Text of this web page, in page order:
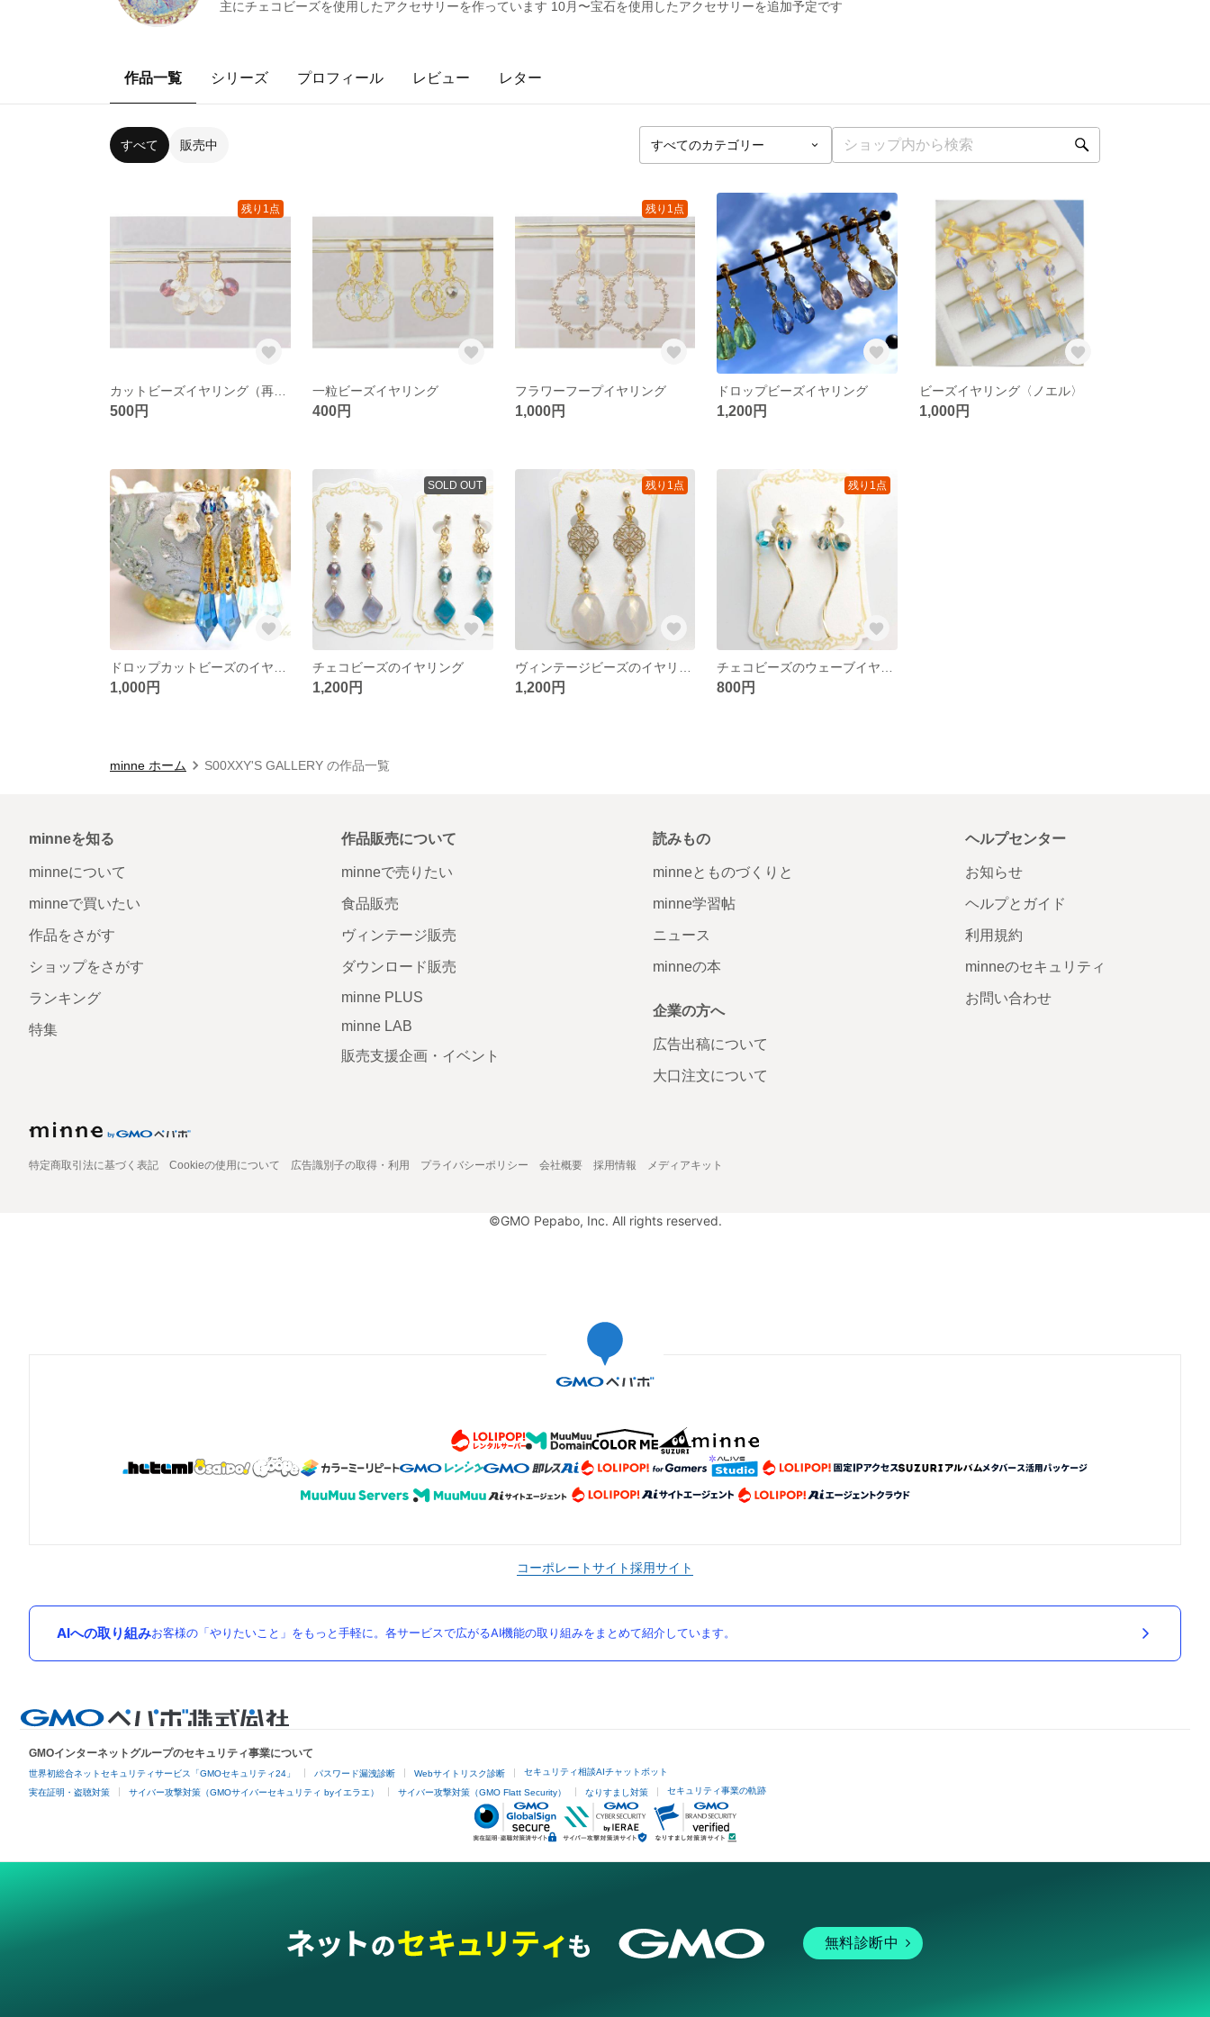
主にチェコビーズを使用したアクセサリーを作っています 10月〜宝石を使用したアクセサリーを追加予定です
作品一覧 シリーズ プロフィール レビュー レター
すべて 販売中
残り1点
500円
一粒ビーズイヤリング
400円
残り1点
フラワーフープイヤリング
1,000円
ドロップビーズイヤリング
1,200円
ビーズイヤリング〈ノエル〉
1,000円
1,000円
SOLD OUT
チェコビーズのイヤリング
1,200円
残り1点
1,200円
残り1点
800円
minne ホーム S00XXY'S GALLERY の作品一覧
minneを知る
minneについて
minneで買いたい
作品をさがす
ショップをさがす
ランキング
特集
作品販売について
minneで売りたい
食品販売
ヴィンテージ販売
ダウンロード販売
minne PLUS
minne LAB
販売支援企画・イベント
読みもの
minneとものづくりと
minne学習帖
ニュース
minneの本
企業の方へ
広告出稿について
大口注文について
ヘルプセンター
お知らせ
ヘルプとガイド
利用規約
minneのセキュリティ
お問い合わせ
特定商取引法に基づく表記 Cookieの使用について 広告識別子の取得・利用 プライバシーポリシー 会社概要 採用情報 メディアキット
©GMO Pepabo, Inc. All rights reserved.
コーポレートサイト採用サイト
AIへの取り組みお客様の「やりたいこと」をもっと手軽に。各サービスで広がるAI機能の取り組みをまとめて紹介しています。
GMOインターネットグループのセキュリティ事業について
世界初総合ネットセキュリティサービス「GMOセキュリティ24」 パスワード漏洩診断 Webサイトリスク診断 セキュリティ相談AIチャットボット
実在証明・盗聴対策 サイバー攻撃対策（GMOサイバーセキュリティ byイエラエ） サイバー攻撃対策（GMO Flatt Security） なりすまし対策 セキュリティ事業の軌跡
無料診断中